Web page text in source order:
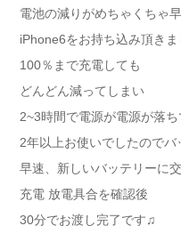
電池の減りがめちゃくちゃ
iPhone6をお持ち込み頂きま
100％まで充電しても
どんどん減ってしまい
2~3時間で電源が電源が落
2年以上お使いでしたのでバ
早速、新しいバッテリーに
充電 放電具合を確認後
30分でお渡し完了です♫